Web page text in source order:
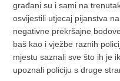
građani su i sami na
osvijestili utjecaj pijanstva
negativne prekršajne
baš kao i vježbe raznih
mjestu saznali sve što ih je
upoznali policiju s druge